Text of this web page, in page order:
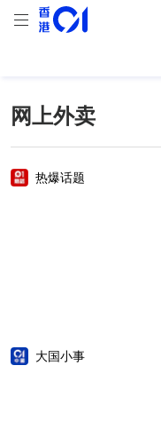
网上外卖
热爆话题
大国小事